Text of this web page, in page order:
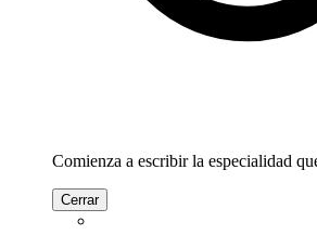
Comienza a escribir la especialidad
Cerrar